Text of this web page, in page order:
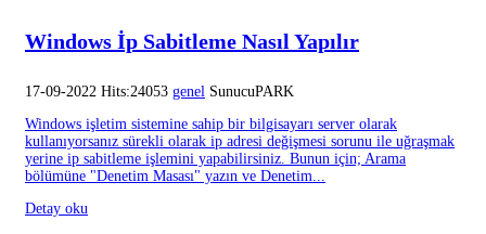
Windows İp Sabitleme Nasıl Yapılır
17-09-2022 Hits:24053 genel SunucuPARK
Windows işletim sistemine sahip bir bilgisayarı server olarak
kullanıyorsanız sürekli olarak ip adresi değişmesi sorunu ile uğraşmak
yerine ip sabitleme işlemini yapabilirsiniz. Bunun için; Arama
bölümüne "Denetim Masası" yazın ve Denetim...
Detay oku